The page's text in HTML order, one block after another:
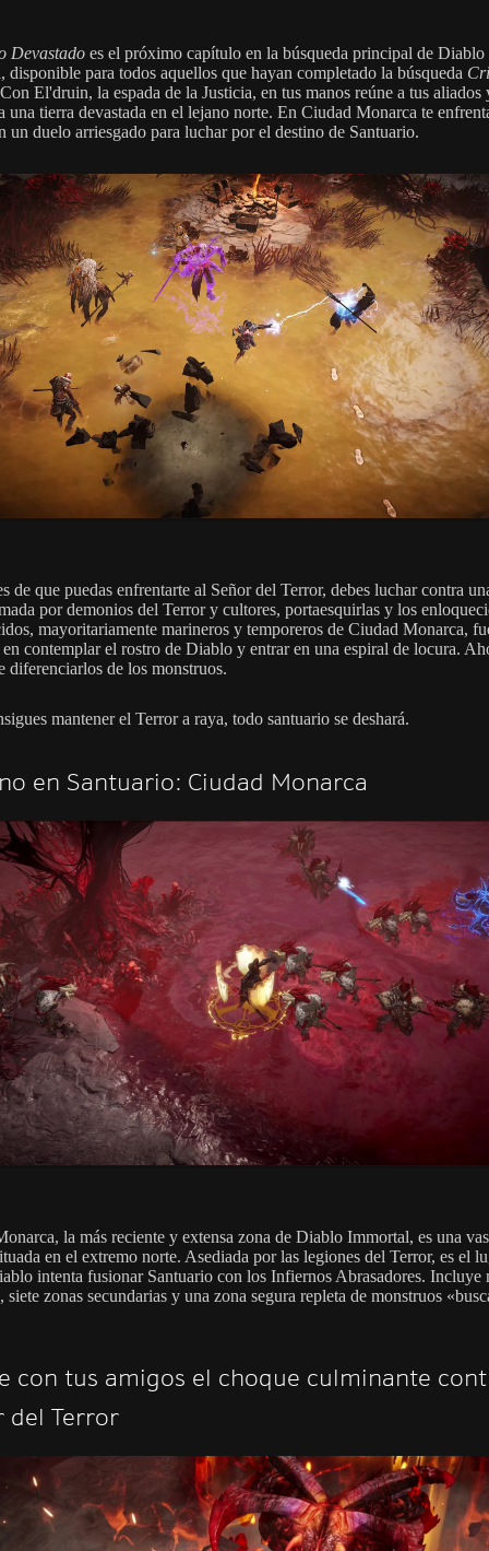
Devastado es el próximo capítulo en la búsqueda principal de Diablo
disponible para todos aquellos que hayan completado la búsqueda
El'druin, la espada de la Justicia, en tus manos reúne a tus aliados
una tierra devastada en el lejano norte. En Ciudad Monarca te
un duelo arriesgado para luchar por el destino de Santuario.
de que puedas enfrentarte al Señor del Terror, debes luchar contra
por demonios del Terror y cultores, portaesquirlas y los
mayoritariamente marineros y temporeros de Ciudad Monarca,
contemplar el rostro de Diablo y entrar en una espiral de locura.
diferenciarlos de los monstruos.
mantener el Terror a raya, todo santuario se deshará.
en Santuario: Ciudad Monarca
la más reciente y extensa zona de Diablo Immortal, es una
en el extremo norte. Asediada por las legiones del Terror, es el
intenta fusionar Santuario con los Infiernos Abrasadores. Incluye
siete zonas secundarias y una zona segura repleta de monstruos
con tus amigos el choque culminante
del Terror